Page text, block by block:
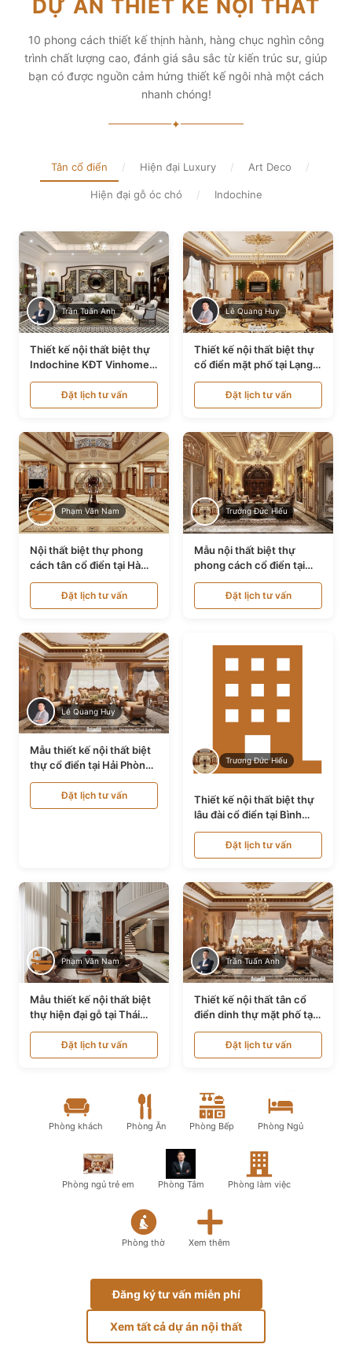
diện tích và thẩm mỹ
Xem chi tiết
DỰ ÁN THIẾT KẾ NỘI THẤT
10 phong cách thiết kế thịnh hành, hàng chục nghìn công
trình chất lượng cao, đánh giá sâu sắc từ kiến trúc sư, giúp
bạn có được nguồn cảm hứng thiết kế ngôi nhà một cách
nhanh chóng!
✦
Tân cổ điển / Hiện đại Luxury / Art Deco /
Hiện đại gỗ óc chó / Indochine
Trần Tuấn Anh
Thiết kế nội thất biệt thự
Indochine KĐT Vinhomes
Ocean Park NT24600
Đặt lịch tư vấn
Lê Quang Huy
Thiết kế nội thất biệt thự
cổ điển mặt phố tại Lạng
Sơn NT24534
Đặt lịch tư vấn
Phạm Văn Nam
Nội thất biệt thự phong
cách tân cổ điển tại Hà
Nội NT24405
Đặt lịch tư vấn
Trương Đức Hiếu
Mẫu nội thất biệt thự
phong cách cổ điển tại
Bình Dương NT24532
Đặt lịch tư vấn
Lê Quang Huy
Mẫu thiết kế nội thất biệt
thự cổ điển tại Hải Phòng
NT24535
Đặt lịch tư vấn
Trương Đức Hiếu
Thiết kế nội thất biệt thự
lâu đài cổ điển tại Bình
Thuận NT21128
Đặt lịch tư vấn
Phạm Văn Nam
Mẫu thiết kế nội thất biệt
thự hiện đại gỗ tại Thái
Bình NT9188719
Đặt lịch tư vấn
Trần Tuấn Anh
Thiết kế nội thất tân cổ
điển dinh thự mặt phố tại
Quảng Ninh NT24531
Đặt lịch tư vấn
Phòng khách Phòng Ăn Phòng Bếp Phòng Ngủ
Phòng ngủ trẻ em Phòng Tắm Phòng làm việc
Phòng thờ Xem thêm
Đăng ký tư vấn miễn phí
Xem tất cả dự án nội thất